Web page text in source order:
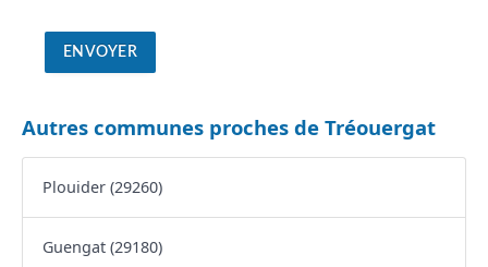
Autres communes proches de Tréouergat
Plouider (29260)
Guengat (29180)